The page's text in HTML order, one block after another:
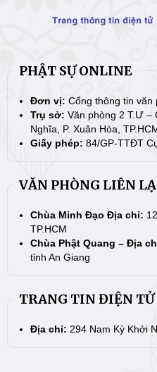
PHẬT SỰ ONLINE
Đơn vị: Cổng thông tin văn
Trụ sở: Văn phòng 2 T.Ư –
Nghĩa, P. Xuân Hòa,
Giấy phép: 84/GP-TTĐT
VĂN PHÒNG LIÊN
Chùa Minh Đạo Địa chỉ:
TP.HCM
Chùa Phật Quang – Địa
tỉnh An Giang
TRANG TIN ĐIỆN TỬ
Địa chỉ: 294 Nam Kỳ Khởi